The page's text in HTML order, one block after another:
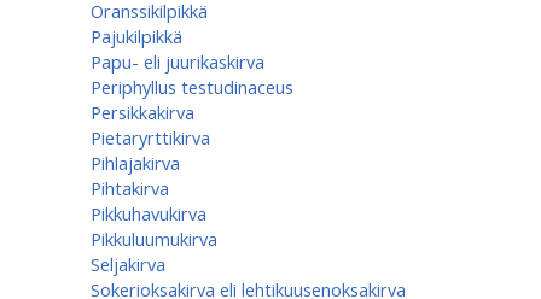
Oranssikilpikkä
Pajukilpikkä
Papu- eli juurikaskirva
Periphyllus testudinaceus
Persikkakirva
Pietaryrttikirva
Pihlajakirva
Pihtakirva
Pikkuhavukirva
Pikkuluumukirva
Seljakirva
Sokerioksakirva eli lehtikuusenoksakirva